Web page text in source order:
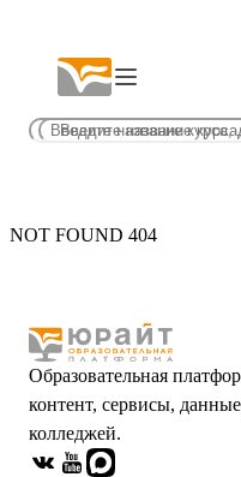
NOT FOUND 404
Образовательная
контент, сервисы,
колледжей.